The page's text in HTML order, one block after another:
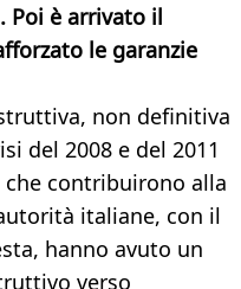
Poi è arrivato il
le garanzie
non definitiva
del 2008 e del 2011
contribuirono alla
italiane, con il
hanno avuto un
verso